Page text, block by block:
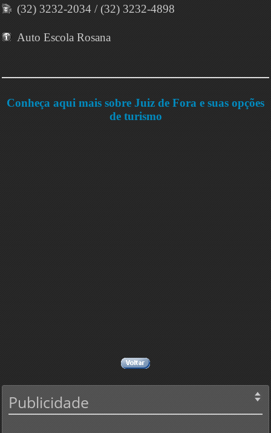
(32) 3232-2034 / (32) 3232-4898
Auto Escola Rosana
Conheça aqui mais sobre Juiz de Fora e suas opções
de turismo
Publicidade